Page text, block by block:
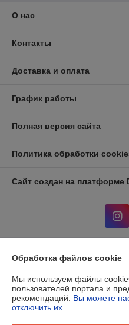
О нас
Контакты
Доставка и оплата
График работы
Полная версия сайта
Политика обработки
Сайт создан на платформе
Информация для покупателя
Юридическое лицо:Общество с
"ЮниСуб плюс"
Юридический адрес: РБ, 222711,
пом.2е
Регистрационный номер ЕГР:
Обработка файлов cookie
Мы используем файлы
пользователей портала и
рекомендаций. Вы можете
отключить их.